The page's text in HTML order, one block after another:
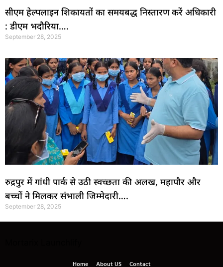
सीएम हेल्पलाइन शिकायतों का समयबद्ध निस्तारण करें अधिकारी
: डीएम भदौरिया….
September 28, 2025
रुद्रपुर में गांधी पार्क से उठी स्वच्छता की अलख, महापौर और
बच्चों ने मिलकर संभाली जिम्मेदारी….
September 28, 2025
Home About US Contact